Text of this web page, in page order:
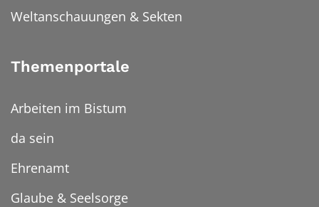
Weltanschauungen & Sekten
Themenportale
Arbeiten im Bistum
da sein
Ehrenamt
Glaube & Seelsorge